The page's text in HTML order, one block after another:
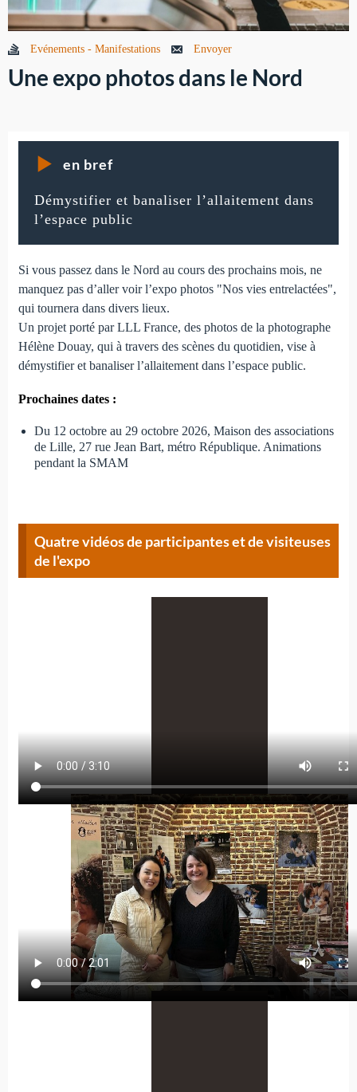
Evénements - Manifestations Envoyer
Une expo photos dans le Nord
en bref
Démystifier et banaliser l’allaitement dans
l’espace public
Si vous passez dans le Nord au cours des prochains mois, ne
manquez pas d’aller voir l’expo photos "Nos vies entrelactées",
qui tournera dans divers lieux.
Un projet porté par LLL France, des photos de la photographe
Hélène Douay, qui à travers des scènes du quotidien, vise à
démystifier et banaliser l’allaitement dans l’espace public.
Prochaines dates :
Du 12 octobre au 29 octobre 2026, Maison des associations
de Lille, 27 rue Jean Bart, métro République. Animations
pendant la SMAM
Quatre vidéos de participantes et de visiteuses
de l'expo